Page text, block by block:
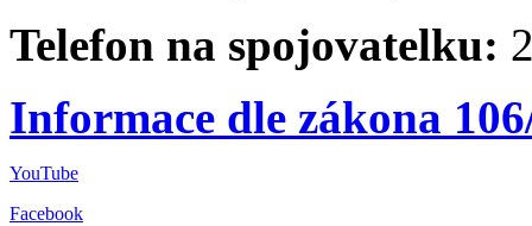
Telefon na spojovatelku:
Informace dle zákona
YouTube
Facebook